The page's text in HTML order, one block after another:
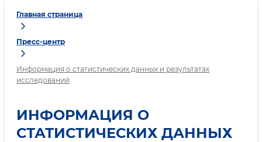
Главная страница
Пресс-центр
Информация о статистических данных и результатах
исследований
ИНФОРМАЦИЯ О
СТАТИСТИЧЕСКИХ ДАННЫХ